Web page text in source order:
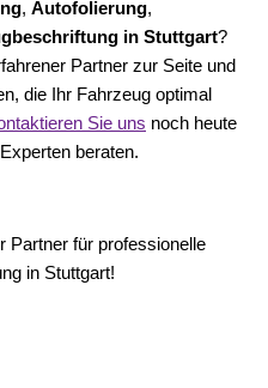
, Autofolierung,
in Stuttgart?
Partner zur Seite und
die Ihr Fahrzeug optimal
Sie uns noch heute
beraten.
Partner für professionelle
in Stuttgart!